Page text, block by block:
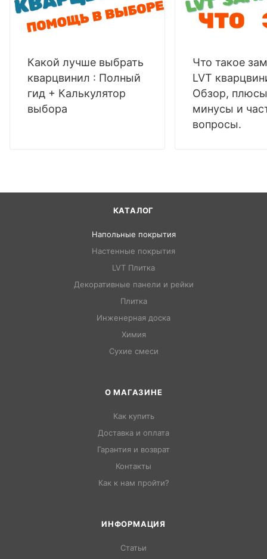
Какой лучше выбрать
кварцвинил : Полный
гид + Калькулятор
выбора
Что такое
LVT
Обзор,
минусы и
вопросы.
КАТАЛОГ
Напольные покрытия
Настенные покрытия
LVT Плитка
Декоративные панели и рейки
Плитка
Инженерная доска
Химия
Сухие смеси
О МАГАЗИНЕ
Как купить
Доставка и оплата
Гарантия и возврат
Контакты
Как к нам пройти?
ИНФОРМАЦИЯ
Статьи